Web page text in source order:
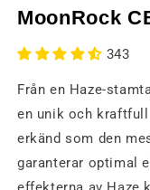
ett
modalt
MoonRock
343
Från en Haze-
en unik och
erkänd som den
garanterar optimal